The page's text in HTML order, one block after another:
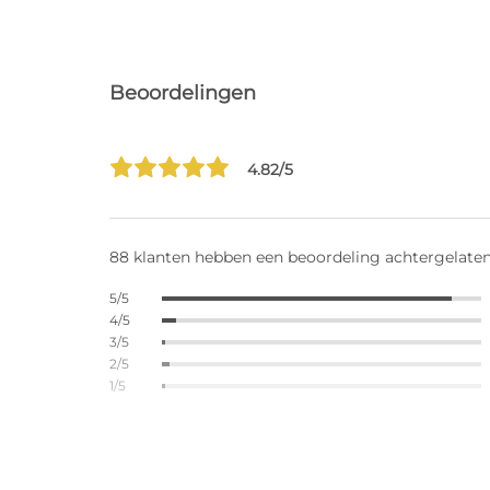
Beoordelingen
4.82/5
88 klanten hebben een beoordeling
5/5
4/5
3/5
2/5
1/5